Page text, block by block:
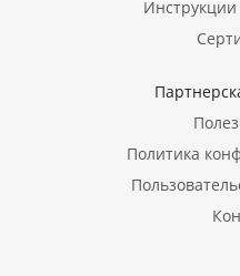
Политика